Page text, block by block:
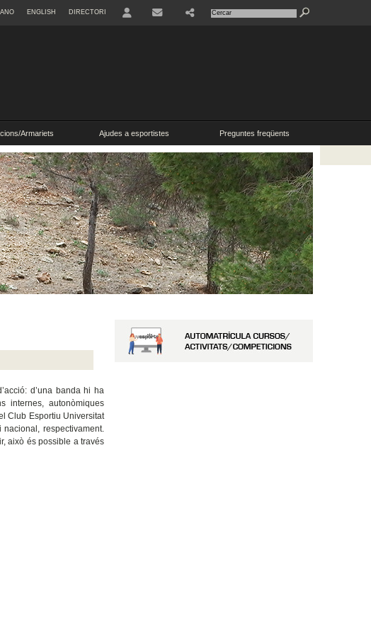
ENGLISH DIRECTORI
Armariets Ajudes a esportistes Preguntes freqüents
d’una banda hi ha
internes, autonòmiques
Club Esportiu Universitat
respectivament.
això és possible a través